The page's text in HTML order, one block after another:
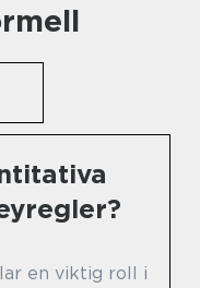
en viktig roll i